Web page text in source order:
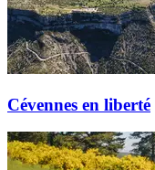
Cévennes en liberté